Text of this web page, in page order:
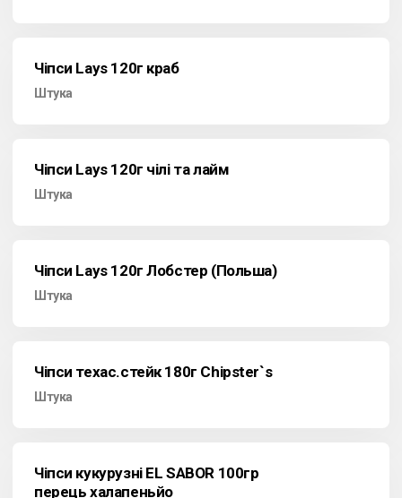
Чіпси Lays 120г краб
Штука
Чіпси Lays 120г чілі та лайм
Штука
Чіпси Lays 120г Лобстер (Польша)
Штука
Чіпси техас.стейк 180г Chipster`s
Штука
Чіпси кукурузні EL SABOR 100гр
перець халапеньйо